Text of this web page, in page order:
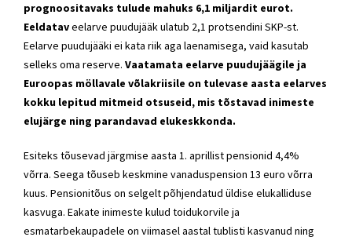
prognoositavaks tulude mahuks 6,1 miljardit eurot.
Eeldataveelarve puudujääk ulatub 2,1 protsendini SKP-st.
Eelarve puudujääki ei kata riik aga laenamisega, vaid kasutab
selleks oma reserve. Vaatamata eelarve puudujäägile ja
Euroopas möllavale võlakriisile on tulevase aasta eelarves
kokku lepitud mitmeid otsuseid, mis tõstavad inimeste
elujärge ning parandavad elukeskkonda.
Esiteks tõusevad järgmise aasta 1. aprillist pensionid 4,4%
võrra. Seega tõuseb keskmine vanaduspension 13 euro võrra
kuus. Pensionitõus on selgelt põhjendatud üldise elukalliduse
kasvuga. Eakate inimeste kulud toidukorvile ja
esmatarbekaupadele on viimasel aastal tublisti kasvanud ning